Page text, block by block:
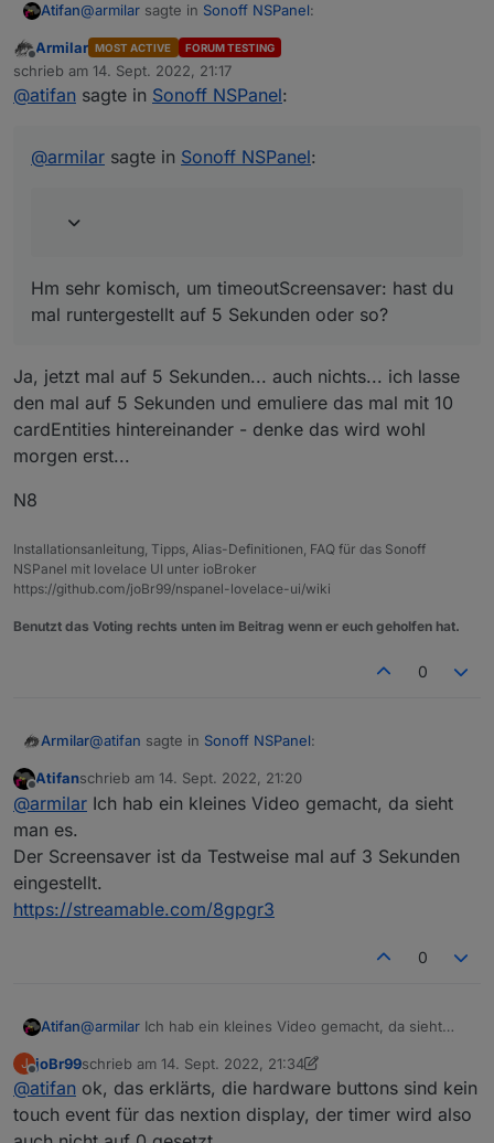
Atifan@armilar sagte in Sonoff NSPanel:
Kann den Fehler nicht reproduzieren. Habe jetzt
mal auf 2 aufeinanderfolgenden cardEnities 2
Hm sehr komisch, um timeoutScreensaver: hast du mal
Offline
Armilar MOST ACTIVE FORUM TESTING
schrieb am 14. Sept. 2022, 21:17
zuletzt editiert von
@atifan sagte in Sonoff NSPanel:
@armilar sagte in Sonoff NSPanel:
Hm sehr komisch, um timeoutScreensaver: hast du
mal runtergestellt auf 5 Sekunden oder so?
Ja, jetzt mal auf 5 Sekunden... auch nichts... ich lasse
den mal auf 5 Sekunden und emuliere das mal mit 10
cardEntities hintereinander - denke das wird wohl
morgen erst...
N8
Installationsanleitung, Tipps, Alias-Definitionen, FAQ für das Sonoff
NSPanel mit lovelace UI unter ioBroker
https://github.com/joBr99/nspanel-lovelace-ui/wiki
Benutzt das Voting rechts unten im Beitrag wenn er euch geholfen hat.
0
Armilar@atifan sagte in Sonoff NSPanel:
@ armilarsagte inSonoff NSPanel:
Kann den Fehler nicht reproduzieren. Habe
cardEnities 2 Minuten lang geswitcht. Das
Ding bleibt hell... bei mir
den mal auf 5 Sekunden und emuliere das mal mit 10
cardEntities hintereinander - denke das wird wohl
morgen erst...
N8
Offline
Atifanschrieb am 14. Sept. 2022, 21:20
zuletzt editiert von
@armilar Ich hab ein kleines Video gemacht, da sieht
man es.
Der Screensaver ist da Testweise mal auf 3 Sekunden
eingestellt.
https://streamable.com/8gpgr3
0
Atifan@armilar Ich hab ein kleines Video gemacht, da sieht
Der Screensaver ist da Testweise mal auf 3 Sekunden
eingestellt.
https://streamable.com/8gpgr3
J
Offline
joBr99schrieb am 14. Sept. 2022, 21:34
zuletzt editiert von joBr99
@atifan ok, das erklärts, die hardware buttons sind kein
touch event für das nextion display, der timer wird also